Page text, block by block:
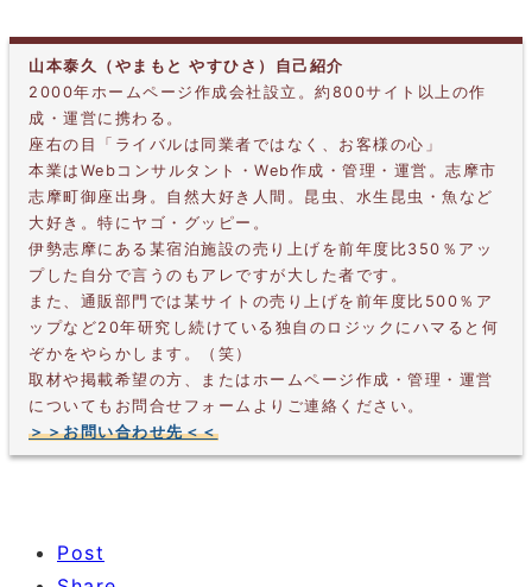
山本泰久（やまもと やすひさ）自己紹介
2000年ホームページ作成会社設立。約800サイト以上の作
成・運営に携わる。
座右の目「ライバルは同業者ではなく、お客様の心」
本業はWebコンサルタント・Web作成・管理・運営。志摩市
志摩町御座出身。自然大好き人間。昆虫、水生昆虫・魚など
大好き。特にヤゴ・グッピー。
伊勢志摩にある某宿泊施設の売り上げを前年度比350％アッ
プした自分で言うのもアレですが大した者です。
また、通販部門では某サイトの売り上げを前年度比500％ア
ップなど20年研究し続けている独自のロジックにハマると何
ぞかをやらかします。（笑）
取材や掲載希望の方、またはホームページ作成・管理・運営
についてもお問合せフォームよりご連絡ください。
＞＞お問い合わせ先＜＜
Post